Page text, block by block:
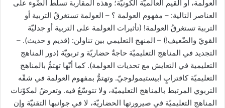
العولمة، أو القيم العالميّة الكونيّة؛ وهذه المقاربة تسلّطُ الضّوء على
العناصر التالية: – مفهوم العولمة ؟ – العولمة تستغرقُ التربية أو
التربية تستغرقُ العولمة! (تأثيرات العولمة على التربية أو جدليّة
القويّ والضّعيف!) – المنهج التعليمي بين تناولن: (قديم و حديث). –
التجديد في المناهج التعليميّة حاجةٌ حضاريّة و تربويّة (دور المناهج
التعليمية في التعايش مع تحديات العولمة). كما أنّها تهتمُّ بالمناهج
التعليميّة كاقترابٍ ابيستيمولوجيّ. وتهتمُّ بمفهوم العولمة في شقّه
التربوي المرتبط بالمناهج التعليميّة، ولا تتوسّعُ فيه. وتعرضُ لمكوّنات
المناهج التعليميّة في صيرورتها الحضاريّة، لا في جوانبها التقنيّة وإن